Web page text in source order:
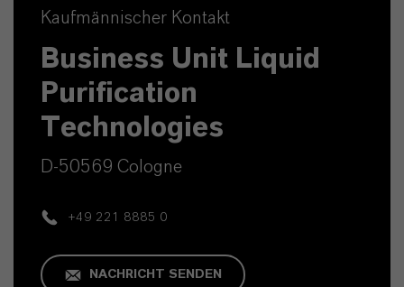
Kaufmännischer Kontakt
Business Unit Liquid
Purification
Technologies
D-50569 Cologne
+49 221 8885 0
NACHRICHT SENDEN